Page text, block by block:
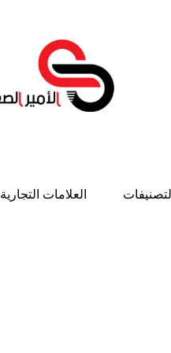
التصنيفات العلامات التجارية